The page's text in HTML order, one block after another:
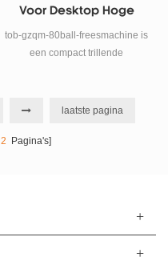
Voor Desktop Hoge
Snelheid 80ml
tob-gzqm-80ball-freesmachine is
een compact trillende
maken van een kleine
met verbeterd trillingsontwerp.
laatste pagina
2 Pagina's]